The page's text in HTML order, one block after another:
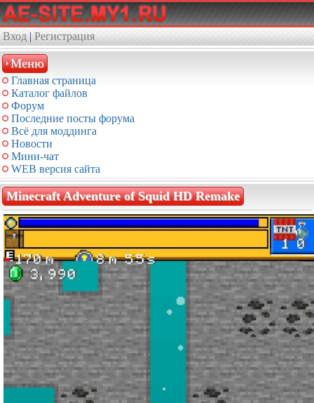
Вход | Регистрация
Меню
Главная страница
Каталог файлов
Форум
Последние посты форума
Всё для моддинга
Новости
Мини-чат
WEB версия сайта
Minecraft Adventure of Squid HD Remake